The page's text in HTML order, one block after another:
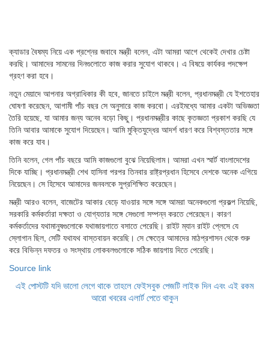
ক্যাডার বৈষম্য নিয়ে এক প্রশ্নের জবাবে মন্ত্রী বলেন, এটা আমরা আগে থেকেই দেখার চেষ্টা
করছি। আমাদের সামনের দিনগুলোতে কাজ করার সুযোগ থাকবে। এ বিষয়ে কার্যকর পদক্ষেপ
গ্রহণ করা হবে।
নতুন মেয়াদে আপনার অগ্রাধিকার কী হবে, জানতে চাইলে মন্ত্রী বলেন, প্রধানমন্ত্রী যে ইশতেহার
ঘোষণা করেছেন, আগামী পাঁচ বছর সে অনুসারে কাজ করবো। এরইমধ্যে আমার একটা অভিজ্ঞতা
তৈরি হয়েছে, যা আমার জন্য অনেব বড়ো কিছু। প্রধানমন্ত্রীর কাছে কৃতজ্ঞতা প্রকাশ করছি যে
তিনি আবার আমাকে সুযোগ দিয়েছেন। আমি মুক্তিযুদ্ধের আদর্শ ধারণ করে বিশ্বস্ততার সঙ্গে
কাজ করে যাব।
তিনি বলেন, গেল পাঁচ বছরে আমি কাজগুলো বুঝে নিয়েছিলাম। আমরা এখন স্মার্ট বাংলাদেশের
দিকে যাচ্ছি। প্রধানমন্ত্রী শেখ হাসিনা পরপর তিনবার রাষ্ট্রপ্রধান হিসেবে দেশকে অনেক এগিয়ে
নিয়েছেন। সে হিসেবে আমাদের জনবলকে সুপ্রশিক্ষিত করেছেন।
মন্ত্রী আরও বলেন, বাজেটের আকার বেড়ে যাওয়ার সঙ্গে সঙ্গে আমরা অনেকগুলো প্রকল্প নিয়েছি,
সরকারি কর্মকর্তারা দক্ষতা ও যোগ্যতার সঙ্গে সেগুলো সম্পন্ন করতে পেরেছেন। কারণ
কর্মকর্তাদের যথামানুষগুলোকে যথাজায়গাতে বসাতে পেরেছি। রাইট ম্যান রাইট প্লেসে যে
স্লোগান ছিল, সেটি যথাযথ বাস্তবায়ন করেছি। সে ক্ষেত্রে আমাদের মাঠপ্রশাসন থেকে শুরু
করে বিভিন্ন দফতর ও সংস্থায় লোকবলগুলোকে সঠিক জায়গায় দিতে পেরেছি।
Source link
এই পোস্টটি যদি ভালো লেগে থাকে তাহলে ফেইসবুক পেজটি লাইক দিন এবং এই রকম
আরো খবরের এলার্ট পেতে থাকুন